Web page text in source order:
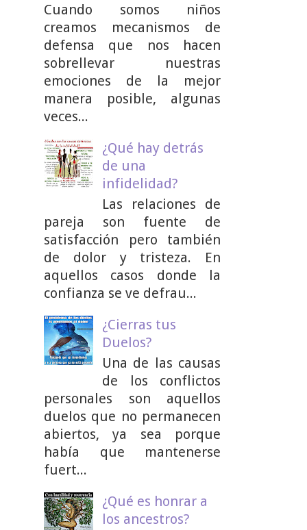
Cuando somos niños
creamos mecanismos de
defensa que nos hacen
sobrellevar nuestras
emociones de la mejor
manera posible, algunas
veces...
¿Qué hay detrás
de una
infidelidad?
Las relaciones de
pareja son fuente de
satisfacción pero también
de dolor y tristeza. En
aquellos casos donde la
confianza se ve defrau...
¿Cierras tus
Duelos?
Una de las causas
de los conflictos
personales son aquellos
duelos que no permanecen
abiertos, ya sea porque
había que mantenerse
fuert...
¿Qué es honrar a
los ancestros?